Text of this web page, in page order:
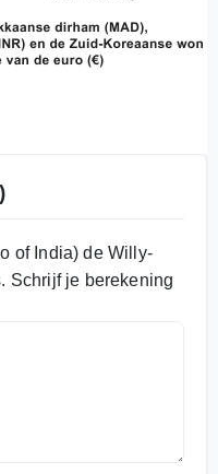
of India) de Willy-
Schrijf je berekening